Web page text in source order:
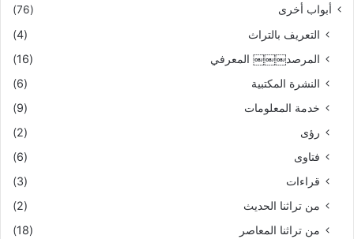
أبواب أخرى
(76)
التعريف بالتراث
(4)
المرصد￼￼￼ المعرفي
(16)
النشرة المكتبية
(6)
خدمة المعلومات
(9)
رؤى
(2)
فتاوى
(6)
قراءات
(3)
من تراثنا الحديث
(2)
من تراثنا المعاصر
(18)